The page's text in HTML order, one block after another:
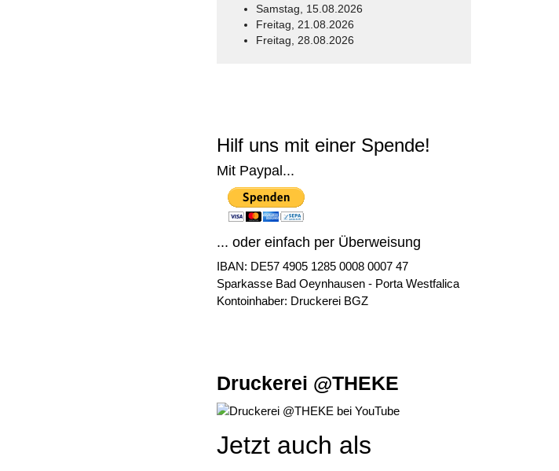
Samstag, 15.08.2026
Freitag, 21.08.2026
Freitag, 28.08.2026
Hilf uns mit einer Spende!
Mit Paypal...
... oder einfach per Überweisung
IBAN: DE57 4905 1285 0008 0007 47
Sparkasse Bad Oeynhausen - Porta Westfalica
Kontoinhaber: Druckerei BGZ
Druckerei @THEKE
Jetzt auch als